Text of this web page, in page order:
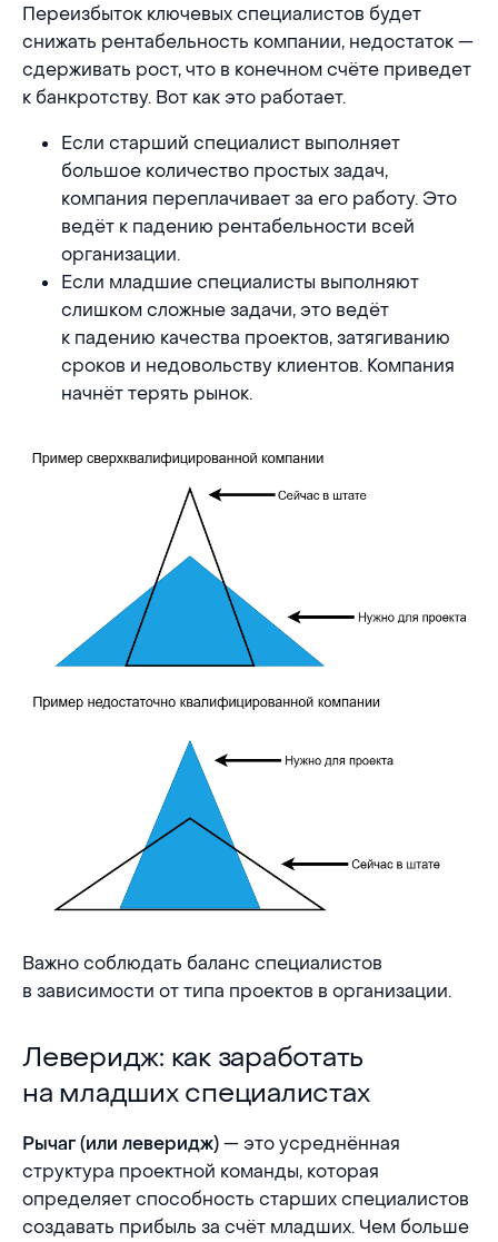
Переизбыток ключевых специалистов будет
снижать рентабельность компании, недостаток —
сдерживать рост, что в конечном счёте приведет
к банкротству. Вот как это работает.
Если старший специалист выполняет
большое количество простых задач,
компания переплачивает за его работу. Это
ведёт к падению рентабельности всей
организации.
Если младшие специалисты выполняют
слишком сложные задачи, это ведёт
к падению качества проектов, затягиванию
сроков и недовольству клиентов. Компания
начнёт терять рынок.
Важно соблюдать баланс специалистов
в зависимости от типа проектов в организации.
Леверидж: как заработать на младших
Леверидж: как заработать
на младших специалистах
Рычаг (или леверидж) — это усреднённая
структура проектной команды, которая
определяет способность старших специалистов
создавать прибыль за счёт младших. Чем больше